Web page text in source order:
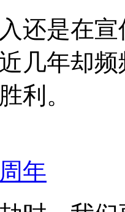
还是在
几年却
利。
年